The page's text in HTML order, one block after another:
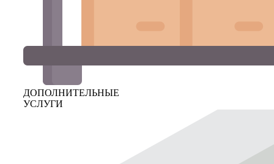
ДОПОЛНИТЕЛЬНЫЕ
УСЛУГИ